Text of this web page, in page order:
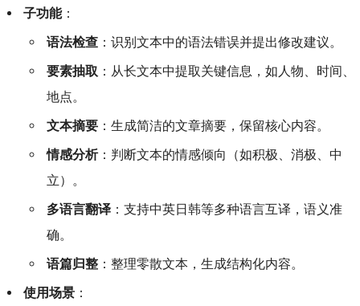
子功能：
语法检查：识别文本中的语法错误并提出修改建议。
要素抽取 ：从长文本中提取关键信息，如人物、时间、
地点。
文本摘要：生成简洁的文章摘要，保留核心内容。
情感分析：判断文本的情感倾向（如积极、消极、中
立）。
多语言翻译：支持中英日韩等多种语言互译，语义准
确。
语篇归整：整理零散文本，生成结构化内容。
使用场景：